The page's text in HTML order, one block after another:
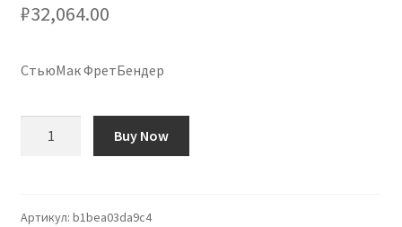
₽32,064.00
СтьюМак ФретБендер
Buy Now
Артикул: b1bea03da9c4